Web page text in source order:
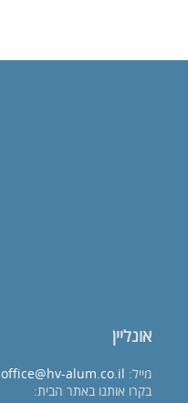
אונליין
מייל: office@hv-alum.co.il
בקרו אותנו באתר הבית: